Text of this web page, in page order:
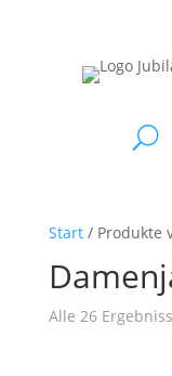
Start/ Produkte
Alle 26